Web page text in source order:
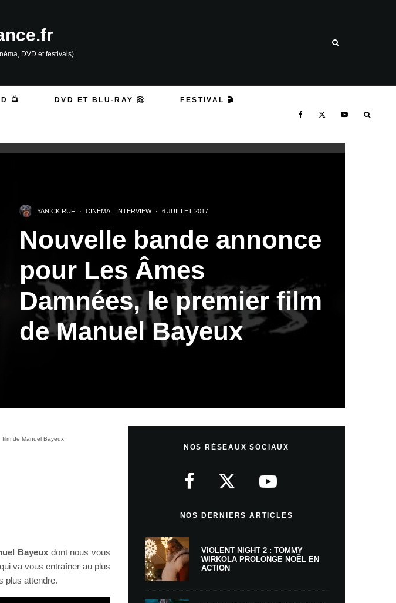
DVD et festivals)
📺 DVD ET BLU-RAY 📀 FESTIVAL 🎬
YANICK RUF · CINÉMA INTERVIEW · 6 JUILLET 2017
Nouvelle bande annonce
pour Les Âmes
Damnées, le premier film
de Manuel Bayeux
film de Manuel Bayeux
Bayeuxdont nous vous
va vous entraîner au plus
plus attendre.
NOS RÉSEAUX SOCIAUX
NOS DERNIERS ARTICLES
VIOLENT NIGHT 2 : TOMMY
WIRKOLA PROLONGE NOËL EN
ACTION